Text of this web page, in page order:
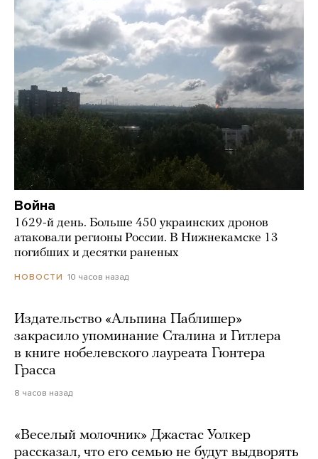
Война
1629-й день. Больше 450 украинских дронов
атаковали регионы России. В Нижнекамске 13
погибших и десятки раненых
НОВОСТИ 10 часов назад
Издательство «Альпина Паблишер»
закрасило упоминание Сталина и Гитлера
в книге нобелевского лауреата Гюнтера
Грасса
8 часов назад
«Веселый молочник» Джастас Уолкер
рассказал, что его семью не будут выдворять